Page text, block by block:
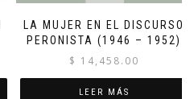
LA MUJER EN EL DISCURSO
PERONISTA (1946 – 1952)
$ 14,458.00
LEER MÁS